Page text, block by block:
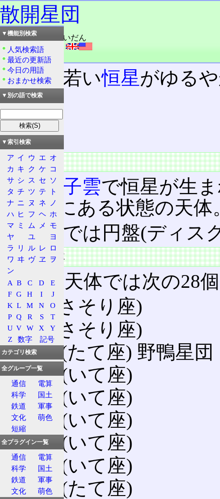
散開星団
読み：さんかいせいだん
外語：open clusters
品詞：名詞
比較的若い恒星がゆる
概要
主要な天体
概要
星間分子雲で恒星が生
近距離にある状態の天体
銀河系 では円盤(ディス
主要な天体
メシエ天体では次の28
M6 (さそり座)
M7 (さそり座)
M11(たて座) 野鴨星団
M18(いて座)
M21 (いて座)
M23 (いて座)
M24
(いて座)
M25 (いて座)
M26 (たて座)
▼機能別検索
人気検索語
最近の更新語
今日の用語
おまかせ検索
▼別の語で検索
▼索引検索
ア イ ウ エ オ
カ キ ク ケ コ
サ シ ス セ ソ
タ チ ツ テ
ト
ナ ニ ヌ ネ
ノ
ハ ヒ フ ヘ ホ
マ ミ ム メ
モ
ヤ
ユ
ヨ
ラ
リ ル レ ロ
ワ ヰ ヴ ヱ
ヲ
ン
A B C D
E
F G H I
J
K L M N
O
P Q R S
T
U V W X
Y
Z
数字 記号
カテゴリ検索
全グループ一覧
通信
電算
科学
国土
鉄道
軍事
文化
萌色
短縮
全プラグイン一覧
通信
電算
科学
国土
鉄道
軍事
文化
萌色